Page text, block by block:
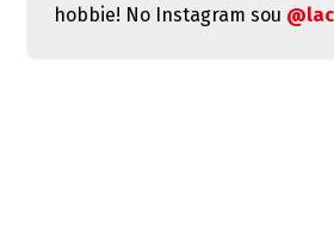
hobbie! No Instagram sou